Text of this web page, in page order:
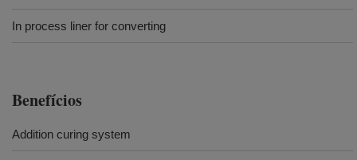
In process liner for converting
Benefícios
Addition curing system